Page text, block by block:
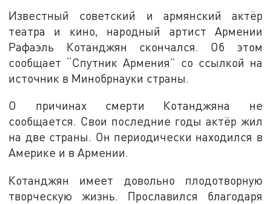
Известный советский и армянский актёр
театра и кино, народный артист Армении
Рафаэль Котанджян скончался. Об этом
сообщает “Спутник Армения” со ссылкой на
источник в Минобрнауки страны.
О причинах смерти Котанджяна не
сообщается. Свои последние годы актёр жил
на две страны. Он периодически находился в
Америке и в Армении.
Котанджян имеет довольно плодотворную
творческую жизнь. Прославился благодаря